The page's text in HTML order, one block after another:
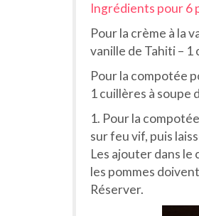
Ingrédients pour 6
Pour la crème à la
vanille de Tahiti –
Pour la compotée
1 cuillères à soupe
1. Pour la
sur feu vif, puis
Les ajouter dans le
les pommes
Réserver.